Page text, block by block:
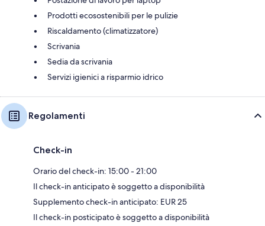
Prodotti ecosostenibili per le pulizie
Riscaldamento (climatizzatore)
Scrivania
Sedia da scrivania
Servizi igienici a risparmio idrico
Regolamenti
Check-in
Orario del check-in: 15:00 - 21:00
Il check-in anticipato è soggetto a disponibilità
Supplemento check-in anticipato: EUR 25
Il check-in posticipato è soggetto a disponibilità